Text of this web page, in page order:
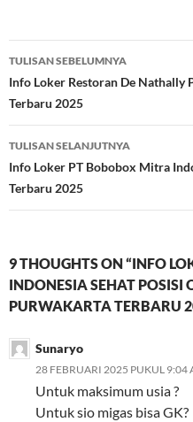
Navigasi
Tulisan
TULISAN SEBELUMNYA
Info Loker Restoran De Nathally
Terbaru 2025
TULISAN SELANJUTNYA
Info Loker PT Bobobox Mitra
Terbaru 2025
9 THOUGHTS ON “INFO
INDONESIA SEHAT POSISI
PURWAKARTA TERBARU
Sunaryo
28 FEBRUARI 2025 PUKUL 9:04
Untuk maksimum usia ?
Untuk sio migas bisa GK?